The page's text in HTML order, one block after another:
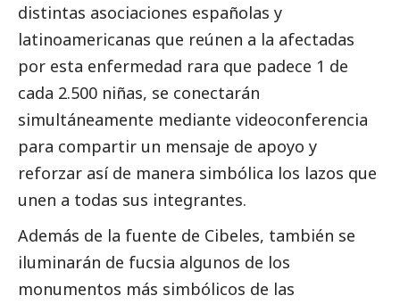
distintas asociaciones españolas y
latinoamericanas que reúnen a la afectadas
por esta enfermedad rara que padece 1 de
cada 2.500 niñas, se conectarán
simultáneamente mediante videoconferencia
para compartir un mensaje de apoyo y
reforzar así de manera simbólica los lazos que
unen a todas sus integrantes.
Además de la fuente de Cibeles, también se
iluminarán de fucsia algunos de los
monumentos más simbólicos de las